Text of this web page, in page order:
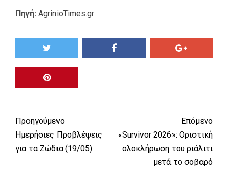
Πηγή: AgrinioTimes.gr
Προηγούμενο
Ημερήσιες Προβλέψεις
για τα Ζώδια (19/05)
Επόμενο
«Survivor 2026»: Οριστική
ολοκλήρωση του ριάλιτι
μετά το σοβαρό